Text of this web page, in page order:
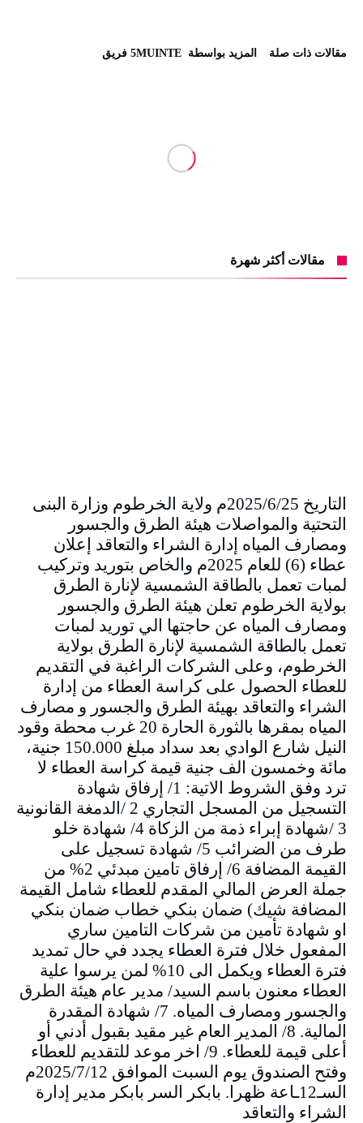
‫مقالات ذات صلة‬ ‫‫المزيد بواسطة‬ ‬ 5MUINTE فريق
مقالات أكثر شهرة
التاريخ 2025/6/25م ولاية الخرطوم وزارة البنى
التحتية والمواصلات هيئة الطرق والجسور
ومصارف المياه إدارة الشراء والتعاقد إعلان
عطاء (6) للعام 2025م والخاص بتوريد وتركيب
لمبات تعمل بالطاقة الشمسية لإنارة الطرق
بولاية الخرطوم تعلن هيئة الطرق والجسور
ومصارف المياه عن حاجتها الي توريد لمبات
تعمل بالطاقة الشمسية لإنارة الطرق بولاية
الخرطوم، وعلى الشركات الراغبة في التقديم
للعطاء الحصول على كراسة العطاء من إدارة
الشراء والتعاقد بهيئة الطرق والجسور و مصارف
المياه بمقرها بالثورة الحارة 20 غرب محطة وقود
النيل شارع الوادي بعد سداد مبلغ 150.000 جنية،
مائة وخمسون الف جنية قيمة كراسة العطاء لا
ترد وفق الشروط الاتية: 1/ إرفاق شهادة
التسجيل من المسجل التجاري 2 /الدمغة القانونية
3 /شهادة إبراء ذمة من الزكاة 4/ شهادة خلو
طرف من الضرائب 5/ شهادة تسجيل على
القيمة المضافة 6/ إرفاق تامين مبدئي 2% من
جملة العرض المالي المقدم للعطاء شامل القيمة
المضافة شيك) ضمان بنكي خطاب ضمان بنكي
او شهادة تأمين من شركات التامين ساري
المفعول خلال فترة العطاء يجدد في حال تمديد
فترة العطاء ويكمل الى 10% لمن يرسوا علية
العطاء معنون باسم السيد/ مدير عام هيئة الطرق
والجسور ومصارف المياه. 7/ شهادة المقدرة
المالية. 8/ المدير العام غير مقيد بقبول أدني أو
أعلى قيمة للعطاء. 9/ اخر موعد للتقديم للعطاء
وفتح الصندوق يوم السبت الموافق 2025/7/12م
السـ12ـاعة ظهرا. بابكر السر بابكر مدير إدارة
الشراء والتعاقد